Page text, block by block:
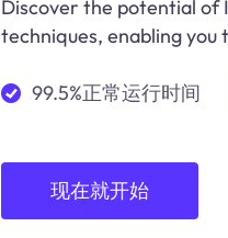
Discover the potential of
techniques, enabling
99.5%正常运行时间
现在就开始